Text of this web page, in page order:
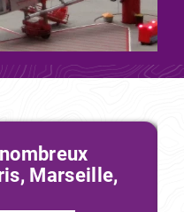
origines. Partagez
de vie.